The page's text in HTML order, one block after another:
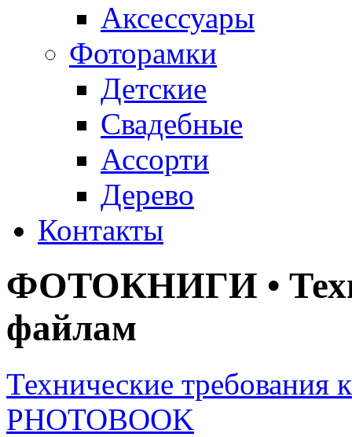
Аксессуары
Фоторамки
Детские
Свадебные
Ассорти
Дерево
Контакты
ФОТОКНИГИ •
файлам
Технические требования
PHOTOBOOK